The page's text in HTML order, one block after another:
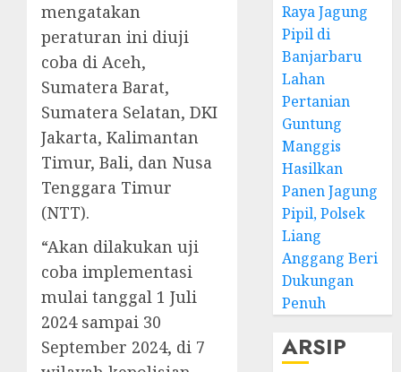
mengatakan
peraturan ini diuji
coba di Aceh,
Sumatera Barat,
Sumatera Selatan, DKI
Jakarta, Kalimantan
Timur, Bali, dan Nusa
Tenggara Timur
(NTT).
“Akan dilakukan uji
coba implementasi
mulai tanggal 1 Juli
2024 sampai 30
September 2024, di 7
Raya Jagung
Pipil di
Banjarbaru
Lahan
Pertanian
Guntung
Manggis
Hasilkan
Panen Jagung
Pipil, Polsek
Liang
Anggang Beri
Dukungan
Penuh
ARSIP